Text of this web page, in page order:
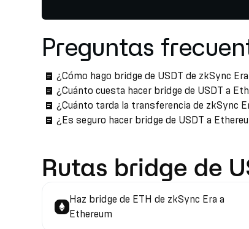
Preguntas
¿Cómo hago bridge de USDT de zkSync
¿Cuánto cuesta hacer bridge de USDT a
¿Cuánto tarda la transferencia de zkSync
¿Es seguro hacer bridge de USDT a
Rutas bridge de
Haz bridge de ETH de zkSync Era a
Ethereum